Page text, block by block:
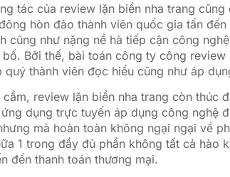
tác của review lặn biển nha trang
hòn đảo thành viên quốc gia tấn
cũng như nặng nề hà tiếp cận công
Bởi thế, bài toán công ty công
thành viên đọc hiểu cũng như áp
review lặn biển nha trang còn thúc
dụng trực tuyến áp dụng công nghệ
mà hoàn toàn không ngại ngại về
1 trong đầy đủ phần không tất cả hào
đến thanh toán thương mại.